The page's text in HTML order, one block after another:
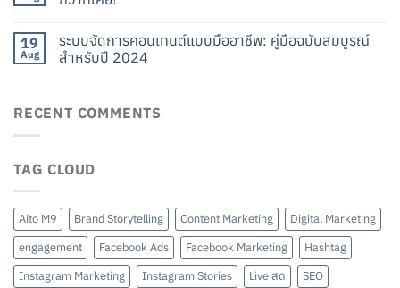
19
Aug
ระบบจัดการคอนเทนต์แบบมืออาชีพ: คู่มือฉบับสมบูรณ์
สำหรับปี 2024
RECENT COMMENTS
TAG CLOUD
Aito M9 Brand Storytelling Content Marketing
Digital Marketing
engagement
Facebook Ads Facebook Marketing
Hashtag
Instagram Marketing
Instagram Stories Live สด
SEO